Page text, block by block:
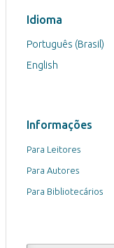
Idioma
Português (Brasil)
English
Informações
Para Leitores
Para Autores
Para Bibliotecários